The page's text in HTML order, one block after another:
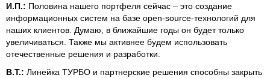
И.П.: Половина нашего портфеля сейчас – это создание
информационных систем на базе open-source-технологий для
наших клиентов. Думаю, в ближайшие годы он будет только
увеличиваться. Также мы активнее будем использовать
отечественные решения и разработки.
В.Т.: Линейка ТУРБО и партнерские решения способны закрыть